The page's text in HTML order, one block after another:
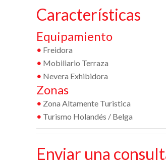
Características
Equipamiento
• Freidora
• Mobiliario Terraza
• Nevera Exhibidora
Zonas
• Zona Altamente Turistica
• Turismo Holandés / Belga
Enviar una